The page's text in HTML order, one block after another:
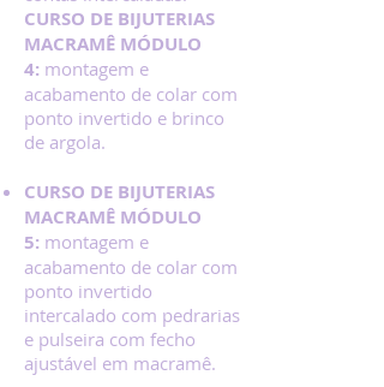
CURSO DE BIJUTERIAS
MACRAMÊ MÓDULO
4: montagem e
acabamento de colar com
ponto invertido e brinco
de argola.
CURSO DE BIJUTERIAS
MACRAMÊ MÓDULO
5: montagem e
acabamento de colar com
ponto invertido
intercalado com pedrarias
e pulseira com fecho
ajustável em macramê.